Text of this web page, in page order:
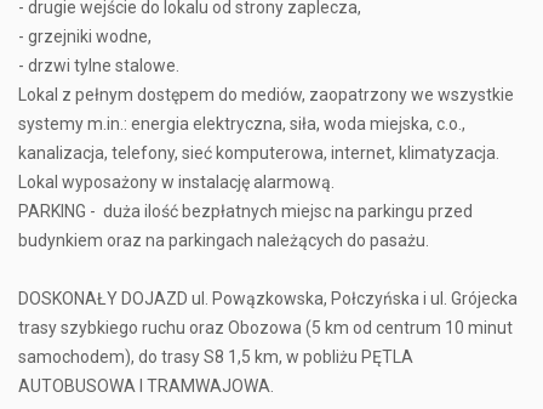
- drugie wejście do lokalu od strony zaplecza,
- grzejniki wodne,
- drzwi tylne stalowe.
Lokal z pełnym dostępem do mediów, zaopatrzony we wszystkie
systemy m.in.: energia elektryczna, siła, woda miejska, c.o.,
kanalizacja, telefony, sieć komputerowa, internet, klimatyzacja.
Lokal wyposażony w instalację alarmową.
PARKING - duża ilość bezpłatnych miejsc na parkingu przed
budynkiem oraz na parkingach należących do pasażu.
DOSKONAŁY DOJAZD ul. Powązkowska, Połczyńska i ul. Grójecka
trasy szybkiego ruchu oraz Obozowa (5 km od centrum 10 minut
samochodem), do trasy S8 1,5 km, w pobliżu PĘTLA
AUTOBUSOWA I TRAMWAJOWA.